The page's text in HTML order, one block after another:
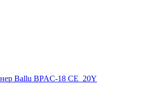
Ballu BPAC-18 CE_20Y